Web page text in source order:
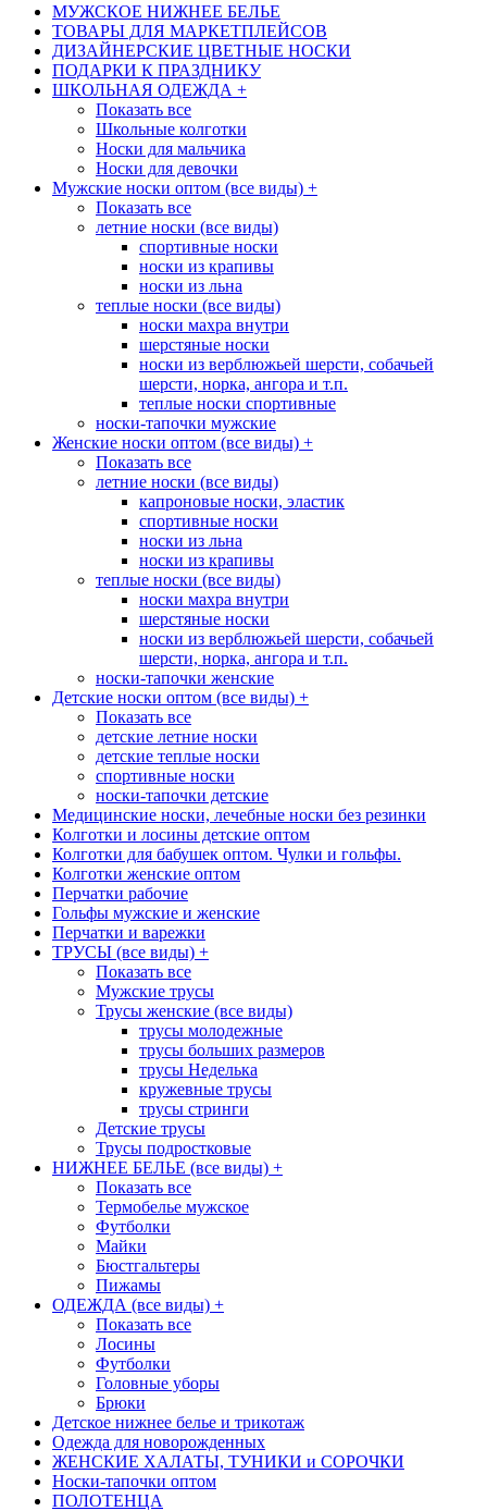
МУЖСКОЕ НИЖНЕЕ БЕЛЬЕ
ТОВАРЫ ДЛЯ МАРКЕТПЛЕЙСОВ
ДИЗАЙНЕРСКИЕ ЦВЕТНЫЕ НОСКИ
ПОДАРКИ К ПРАЗДНИКУ
ШКОЛЬНАЯ ОДЕЖДА +
Показать все
Школьные колготки
Носки для мальчика
Носки для девочки
Мужские носки оптом (все виды) +
Показать все
летние носки (все виды)
спортивные носки
носки из крапивы
носки из льна
теплые носки (все виды)
носки махра внутри
шерстяные носки
носки из верблюжьей шерсти, собачьей
шерсти, норка, ангора и т.п.
теплые носки спортивные
носки-тапочки мужские
Женские носки оптом (все виды) +
Показать все
летние носки (все виды)
капроновые носки, эластик
спортивные носки
носки из льна
носки из крапивы
теплые носки (все виды)
носки махра внутри
шерстяные носки
носки из верблюжьей шерсти, собачьей
шерсти, норка, ангора и т.п.
носки-тапочки женские
Детские носки оптом (все виды) +
Показать все
детские летние носки
детские теплые носки
спортивные носки
носки-тапочки детские
Медицинские носки, лечебные носки без резинки
Колготки и лосины детские оптом
Колготки для бабушек оптом. Чулки и гольфы.
Колготки женские оптом
Перчатки рабочие
Гольфы мужские и женские
Перчатки и варежки
ТРУСЫ (все виды) +
Показать все
Мужские трусы
Трусы женские (все виды)
трусы молодежные
трусы больших размеров
трусы Неделька
кружевные трусы
трусы стринги
Детские трусы
Трусы подростковые
НИЖНЕЕ БЕЛЬЕ (все виды) +
Показать все
Термобелье мужское
Футболки
Майки
Бюстгальтеры
Пижамы
ОДЕЖДА (все виды) +
Показать все
Лосины
Футболки
Головные уборы
Брюки
Детское нижнее белье и трикотаж
Одежда для новорожденных
ЖЕНСКИЕ ХАЛАТЫ, ТУНИКИ и СОРОЧКИ
Носки-тапочки оптом
ПОЛОТЕНЦА